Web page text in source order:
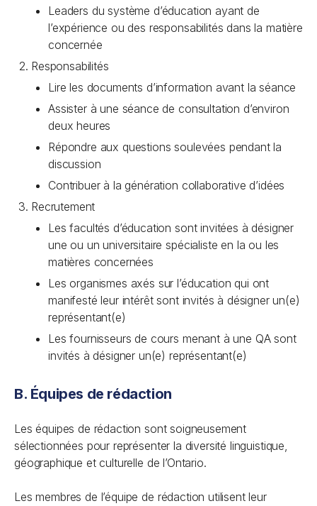
Leaders du système d’éducation ayant de
l’expérience ou des responsabilités dans la matière
concernée
Responsabilités
Lire les documents d’information avant la séance
Assister à une séance de consultation d’environ
deux heures
Répondre aux questions soulevées pendant la
discussion
Contribuer à la génération collaborative d’idées
Recrutement
Les facultés d’éducation sont invitées à désigner
une ou un universitaire spécialiste en la ou les
matières concernées
Les organismes axés sur l’éducation qui ont
manifesté leur intérêt sont invités à désigner un(e)
représentant(e)
Les fournisseurs de cours menant à une QA sont
invités à désigner un(e) représentant(e)
B. Équipes de rédaction
Les équipes de rédaction sont soigneusement
sélectionnées pour représenter la diversité linguistique,
géographique et culturelle de l’Ontario.
Les membres de l’équipe de rédaction utilisent leur